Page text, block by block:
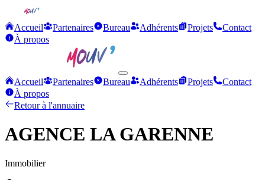
Accueil Partenaires Bureau Adhérents Projets
Contact
À propos
Accueil Partenaires Bureau Adhérents Projets
Contact
À propos
Retour à l'annuaire
AGENCE LA GARENNE
Immobilier